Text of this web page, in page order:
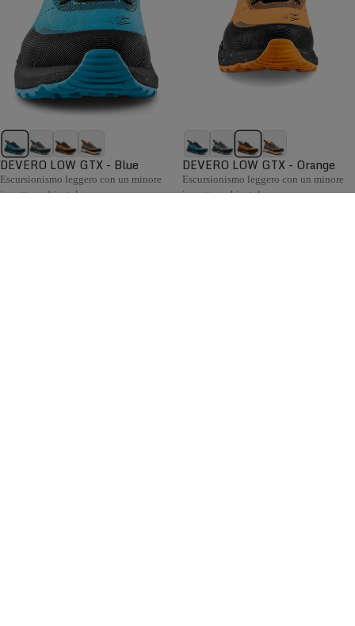
DEVERO LOW GTX - Blue
Escursionismo leggero con un minore
impatto ambientale.
DEVERO LOW GTX - Orange
Escursionismo leggero con un minore
impatto ambientale.